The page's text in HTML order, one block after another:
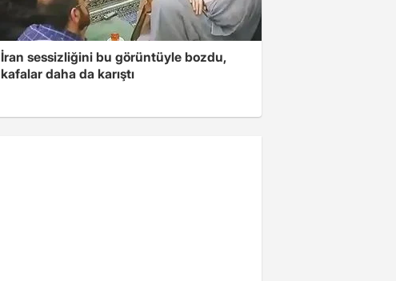
İran sessizliğini bu görüntüyle bozdu,
kafalar daha da karıştı